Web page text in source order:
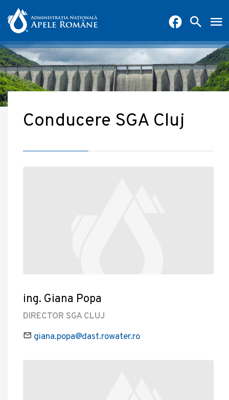
Conducere SGA Cluj
ing. Giana Popa
DIRECTOR SGA CLUJ
giana.popa@dast.rowater.ro